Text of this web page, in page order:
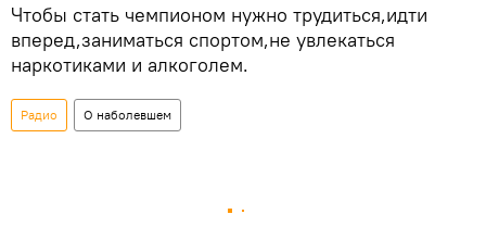
Чтобы стать чемпионом нужно трудиться,идти
вперед,заниматься спортом,не увлекаться
наркотиками и алкоголем.
Радио О наболевшем